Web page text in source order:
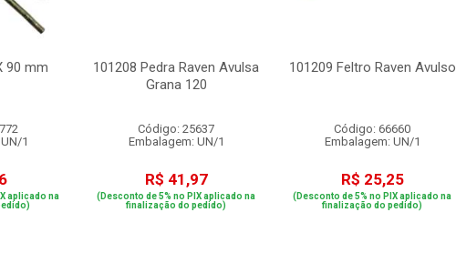
90 mm
1
aplicado na
101208 Pedra Raven Avulsa
Grana 120
Código: 25637
Embalagem: UN/1
R$ 41,97
(Desconto de 5% no PIX aplicado na
finalização do pedido)
101209 Feltro Raven Avulso
Código: 66660
Embalagem: UN/1
R$ 25,25
(Desconto de 5% no PIX aplicado na
finalização do pedido)